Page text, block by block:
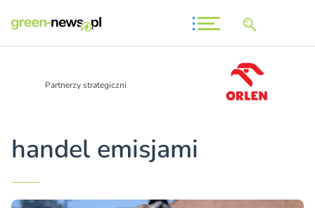
Partnerzy strategiczni
handel emisjami